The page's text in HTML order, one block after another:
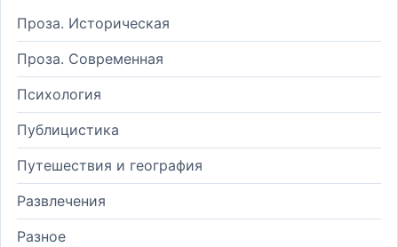
Проза. Историческая
Проза. Современная
Психология
Публицистика
Путешествия и география
Развлечения
Разное